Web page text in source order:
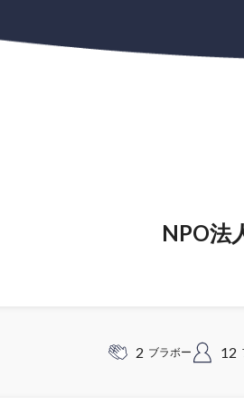
NPO法
2 ブラボー 12